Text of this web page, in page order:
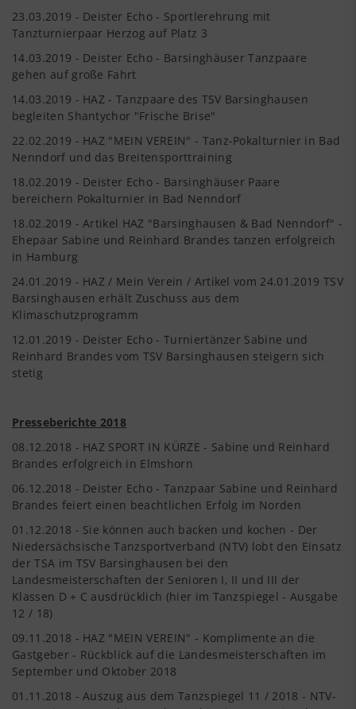
23.03.2019 - Deister Echo - Sportlerehrung mit
Tanzturnierpaar Herzog auf Platz 3
14.03.2019 - Deister Echo - Barsinghäuser Tanzpaare
gehen auf große Fahrt
14.03.2019 - HAZ - Tanzpaare des TSV Barsinghausen
begleiten Shantychor "Frische Brise"
22.02.2019 - HAZ "MEIN VEREIN" - Tanz-Pokalturnier in Bad
Nenndorf und das Breitensporttraining
18.02.2019 - Deister Echo - Barsinghäuser Paare
bereichern Pokalturnier in Bad Nenndorf
18.02.2019 - Artikel HAZ "Barsinghausen & Bad Nenndorf" -
Ehepaar Sabine und Reinhard Brandes tanzen erfolgreich
in Hamburg
24.01.2019 - HAZ / Mein Verein / Artikel vom 24.01.2019 TSV
Barsinghausen erhält Zuschuss aus dem
Klimaschutzprogramm
12.01.2019 - Deister Echo - Turniertänzer Sabine und
Reinhard Brandes vom TSV Barsinghausen steigern sich
stetig
Presseberichte 2018
08.12.2018 - HAZ SPORT IN KÜRZE - Sabine und Reinhard
Brandes erfolgreich in Elmshorn
06.12.2018 - Deister Echo - Tanzpaar Sabine und Reinhard
Brandes feiert einen beachtlichen Erfolg im Norden
01.12.2018 - Sie können auch backen und kochen - Der
Niedersächsische Tanzsportverband (NTV) lobt den Einsatz
der TSA im TSV Barsinghausen bei den
Landesmeisterschaften der Senioren I, II und III der
Klassen D + C ausdrücklich (hier im Tanzspiegel - Ausgabe
12 / 18)
09.11.2018 - HAZ "MEIN VEREIN" - Komplimente an die
Gastgeber - Rückblick auf die Landesmeisterschaften im
September und Oktober 2018
01.11.2018 - Auszug aus dem Tanzspiegel 11 / 2018 - NTV-